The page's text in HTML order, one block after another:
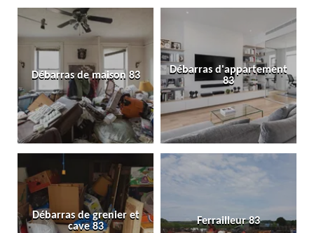
Débarras de maison 83
Débarras d'appartement
83
Débarras de grenier et
cave 83
Ferrailleur 83